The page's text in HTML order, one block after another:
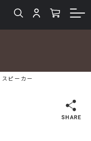
検索
スピーカー